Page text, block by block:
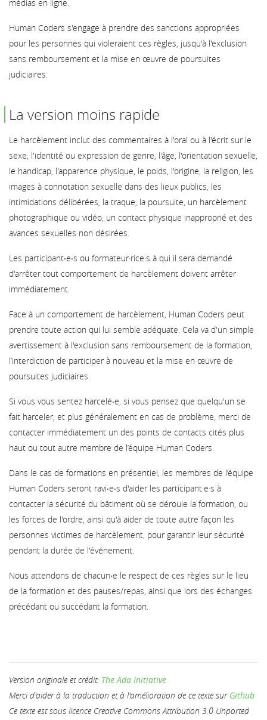
médias en ligne.
Human Coders s'engage à prendre des sanctions appropriées
pour les personnes qui violeraient ces règles, jusqu'à l'exclusion
sans remboursement et la mise en œuvre de poursuites
judiciaires.
La version moins rapide
Le harcèlement inclut des commentaires à l'oral ou à l'écrit sur le
sexe, l'identité ou expression de genre, l'âge, l'orientation sexuelle,
le handicap, l'apparence physique, le poids, l'origine, la religion, les
images à connotation sexuelle dans des lieux publics, les
intimidations délibérées, la traque, la poursuite, un harcèlement
photographique ou vidéo, un contact physique inapproprié et des
avances sexuelles non désirées.
Les participant‧e‧s ou formateur·rice·s à qui il sera demandé
d'arrêter tout comportement de harcèlement doivent arrêter
immédiatement.
Face à un comportement de harcèlement, Human Coders peut
prendre toute action qui lui semble adéquate. Cela va d'un simple
avertissement à l'exclusion sans remboursement de la formation,
l’interdiction de participer à nouveau et la mise en œuvre de
poursuites judiciaires.
Si vous vous sentez harcelé‧e, si vous pensez que quelqu'un se
fait harceler, et plus généralement en cas de problème, merci de
contacter immédiatement un des points de contacts cités plus
haut ou tout autre membre de l’équipe Human Coders.
Dans le cas de formations en présentiel, les membres de l’équipe
Human Coders seront ravi‧e‧s d'aider les participant·e·s à
contacter la sécurité du bâtiment où se déroule la formation, ou
les forces de l'ordre, ainsi qu'à aider de toute autre façon les
personnes victimes de harcèlement, pour garantir leur sécurité
pendant la durée de l'événement.
Nous attendons de chacun‧e le respect de ces règles sur le lieu
de la formation et des pauses/repas, ainsi que lors des échanges
précédant ou succédant la formation.
Version originale et crédit: The Ada Initiative
Merci d'aider à la traduction et à l'amélioration de ce texte sur Github
Ce texte est sous licence Creative Commons Attribution 3.0 Unported